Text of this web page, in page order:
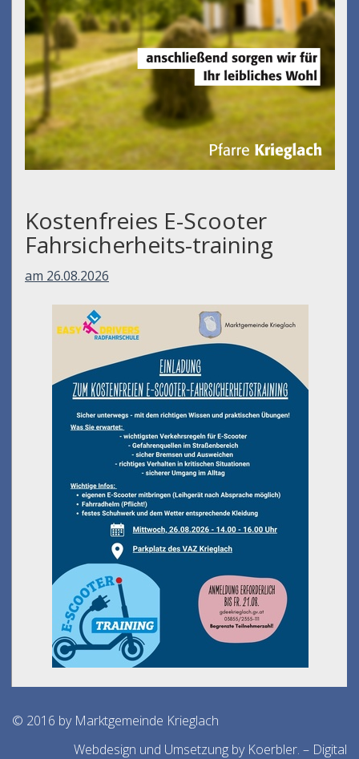
Kostenfreies E-Scooter
Fahrsicherheits-training
am 26.08.2026
© 2016 by Marktgemeinde Krieglach
Webdesign und Umsetzung by Koerbler. – Digital